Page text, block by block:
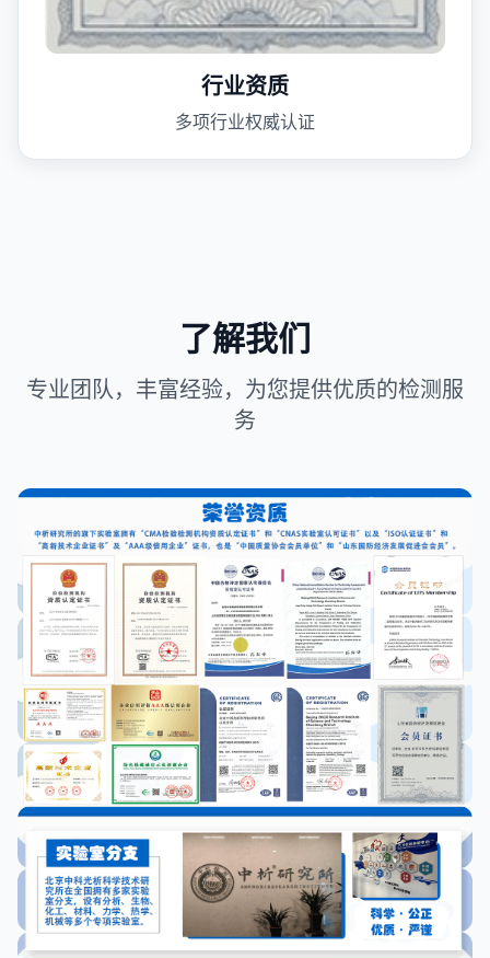
行业资质
多项行业权威认证
了解我们
专业团队，丰富经验，为您提供优质的检测服
务